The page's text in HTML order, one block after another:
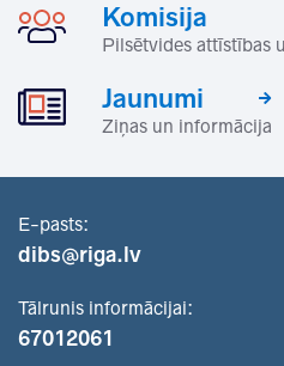
Komisija
Pilsētvides attīstības
Jaunumi
Ziņas un informācija
E-pasts:
dibs@riga.lv
Tālrunis informācijai:
67012061